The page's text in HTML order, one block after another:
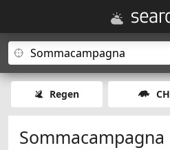
Regen CH
Sommacampagna